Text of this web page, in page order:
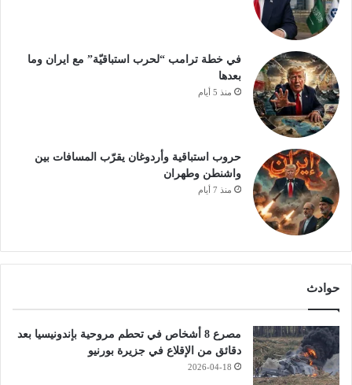
في خطة ترامب “لحرب استباقيّة” مع ايران وما
بعدها
منذ 5 أيام
حروب استباقية وأردوغان يقرّب المسافات بين
واشنطن وطهران
منذ 7 أيام
حوادث
مصرع 8 أشخاص في تحطم مروحية بإندونيسيا بعد
دقائق من الإقلاع في جزيرة بورنيو
2026-04-18